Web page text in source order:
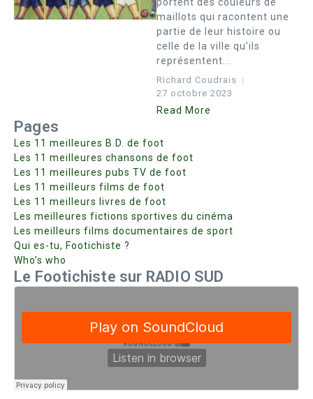
maillots qui racontent une
partie de leur histoire ou
celle de la ville qu’ils
représentent...
Richard Coudrais
27 octobre 2023
Read More
Pages
Les 11 meilleures B.D. de foot
Les 11 meilleures chansons de foot
Les 11 meilleures pubs TV de foot
Les 11 meilleurs films de foot
Les 11 meilleurs livres de foot
Les meilleures fictions sportives du cinéma
Les meilleurs films documentaires de sport
Qui es-tu, Footichiste ?
Who’s who
Le Footichiste sur RADIO SUD